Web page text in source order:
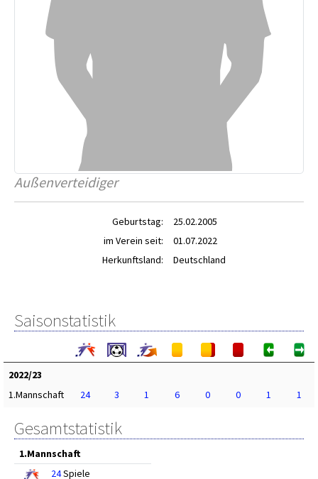
Außenverteidiger
Geburtstag:
25.02.2005
im Verein seit:
01.07.2022
Herkunftsland:
Deutschland
Saisonstatistik
2022/23
1.Mannschaft
24 3 1 6 0 0 1 1
Gesamtstatistik
1.Mannschaft
24Spiele